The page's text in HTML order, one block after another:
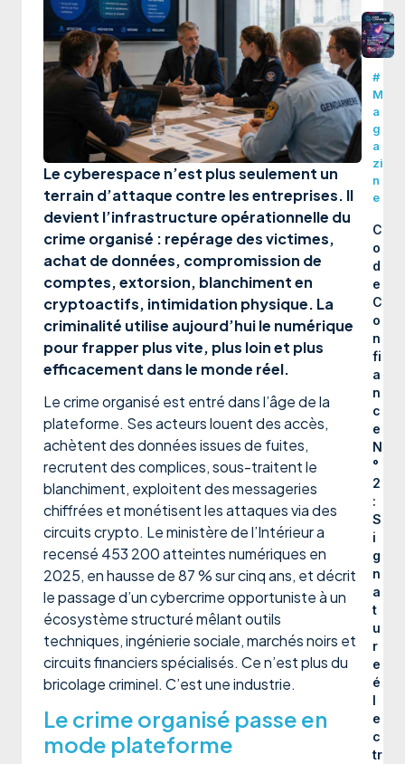
Le cyberespace n’est plus seulement un
terrain d’attaque contre les entreprises. Il
devient l’infrastructure opérationnelle du
crime organisé : repérage des victimes,
achat de données, compromission de
comptes, extorsion, blanchiment en
cryptoactifs, intimidation physique. La
criminalité utilise aujourd’hui le numérique
pour frapper plus vite, plus loin et plus
efficacement dans le monde réel.
Le crime organisé est entré dans l’âge de la
plateforme. Ses acteurs louent des accès,
achètent des données issues de fuites,
recrutent des complices, sous-traitent le
blanchiment, exploitent des messageries
chiffrées et monétisent les attaques via des
circuits crypto. Le ministère de l’Intérieur a
recensé 453 200 atteintes numériques en
2025, en hausse de 87 % sur cinq ans, et décrit
le passage d’un cybercrime opportuniste à un
écosystème structuré mêlant outils
techniques, ingénierie sociale, marchés noirs et
circuits financiers spécialisés. Ce n’est plus du
bricolage criminel. C’est une industrie.
Le crime organisé passe en
mode plateforme
#
M
a
g
a
zi
n
e
C
o
d
e
C
o
n
fi
a
n
c
e
N
°
2
:
S
i
g
n
a
t
u
r
e
é
l
e
c
tr